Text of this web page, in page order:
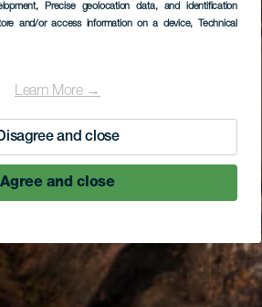
, Precise geolocation data, and identification
and/or access information on a device, Technical
Learn More →
and close
Agree and close